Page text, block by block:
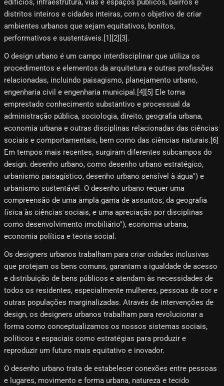
edifícios, infraestrutura, vias e espaços públicos, bairros e
distritos inteiros e cidades inteiras, com o objetivo de criar
ambientes urbanos que sejam equitativos, bonitos,
performativos e sustentáveis.[1][2][3]​.
O design urbano é um campo interdisciplinar que utiliza os
procedimentos e elementos da arquitetura e outras profissões
relacionadas, incluindo paisagismo, planejamento urbano,
engenharia civil e engenharia municipal.[4]​[5]​ Ele toma
emprestado conhecimento substantivo e processual da
administração pública, sociologia, direito, geografia urbana,
economia urbana e outras disciplinas relacionadas das ciências
sociais e comportamentais, bem como das ciências naturais.[6]​
Em tempos mais recentes, surgiram diferentes subcampos do
design. desenho urbano, como desenho urbano estratégico,
urbanismo paisagístico, desenho urbano sensível à água") e
urbanismo sustentável. O desenho urbano requer uma
compreensão de uma ampla gama de assuntos, da geografia
física às ciências sociais, e uma apreciação por disciplinas
como desenvolvimento imobiliário"), economia urbana,
economia política e teoria social.
Os designers urbanos trabalham para criar cidades inclusivas
que protejam os bens comuns, garantam a igualdade de acesso
e distribuição de bens públicos e atendam às necessidades de
todos os residentes, especialmente mulheres, pessoas de cor e
outras populações marginalizadas. Através de intervenções de
design, os designers urbanos trabalham para revolucionar a
forma como conceptualizamos os nossos sistemas sociais,
políticos e espaciais como estratégias para produzir e
reproduzir um futuro mais equitativo e inovador.
O desenho urbano trata de estabelecer conexões entre pessoas
e lugares, movimento e forma urbana, natureza e tecido